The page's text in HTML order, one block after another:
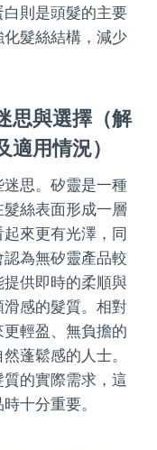
則是頭髮的主要
髮絲結構，減少
思與選擇（解
用情況）
思。矽靈是一種
絲表面形成一層
來更有光澤，同
為無矽靈產品較
供即時的柔順與
感的髮質。相對
輕盈、無負擔的
蓬鬆感的人士。
的實際需求，這
十分重要。